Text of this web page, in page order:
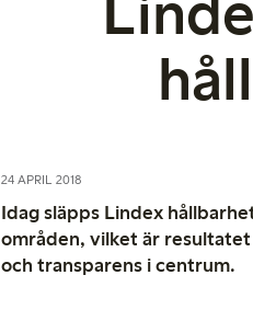
24 APRIL 2018
Idag släpps Lindex
områden, vilket är
och transparens i centrum.